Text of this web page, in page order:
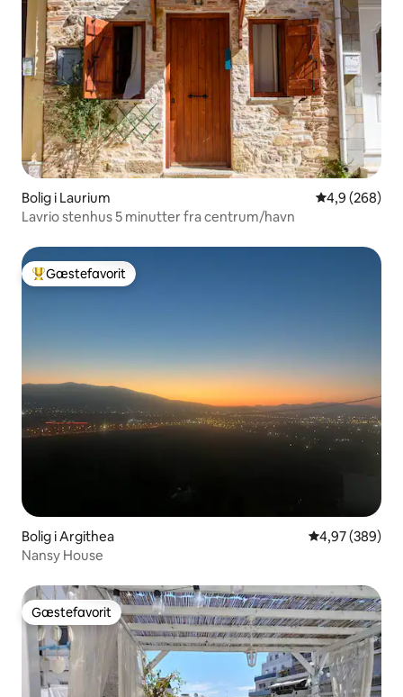
Bolig i Laurium 4,9 ud af 5 i
4,9 (268)
Lavrio stenhus 5 minutter fra centrum/havn
Bedste gæstefavorit
Gæstefavorit
Bolig i Argithea 4,97 ud af 5 i
4,97 (389)
Nansy House
Gæstefavorit
Gæstefavorit